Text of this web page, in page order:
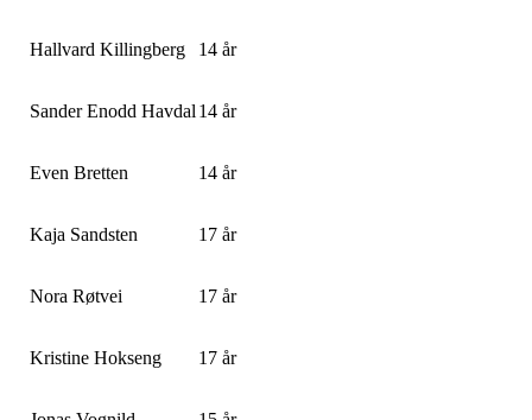
Hallvard Killingberg 14 år
Sander Enodd Havdal 14 år
Even Bretten 14 år
Kaja Sandsten 17 år
Nora Røtvei 17 år
Kristine Hokseng 17 år